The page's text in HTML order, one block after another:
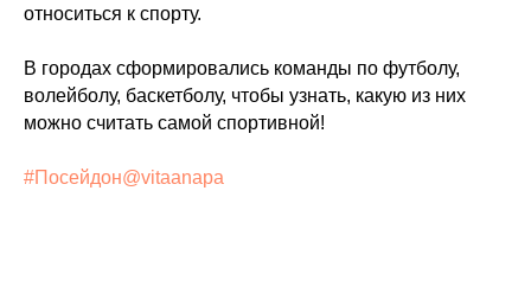
относиться к спорту.
В городах сформировались команды по футболу,
волейболу, баскетболу, чтобы узнать, какую из них
можно считать самой спортивной!
#Посейдон@vitaanapa